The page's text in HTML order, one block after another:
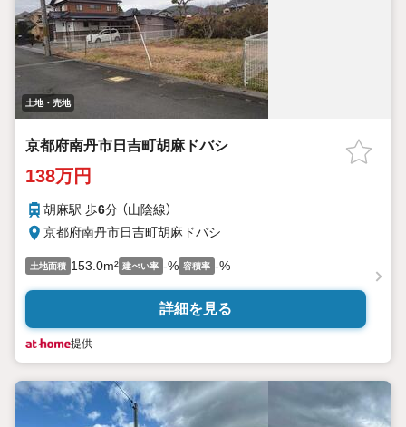
土地・売地
京都府南丹市日吉町胡麻ドバシ
138万円
胡麻駅 歩6分 （山陰線）
京都府南丹市日吉町胡麻ドバシ
土地面積 153.0m² 建ぺい率 -% 容積率 -%
詳細を見る
提供